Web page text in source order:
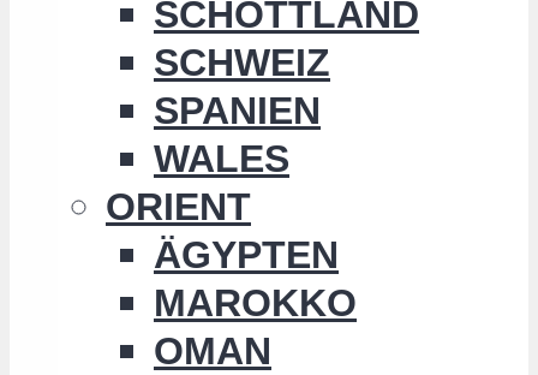
SCHOTTLAND
SCHWEIZ
SPANIEN
WALES
ORIENT
ÄGYPTEN
MAROKKO
OMAN